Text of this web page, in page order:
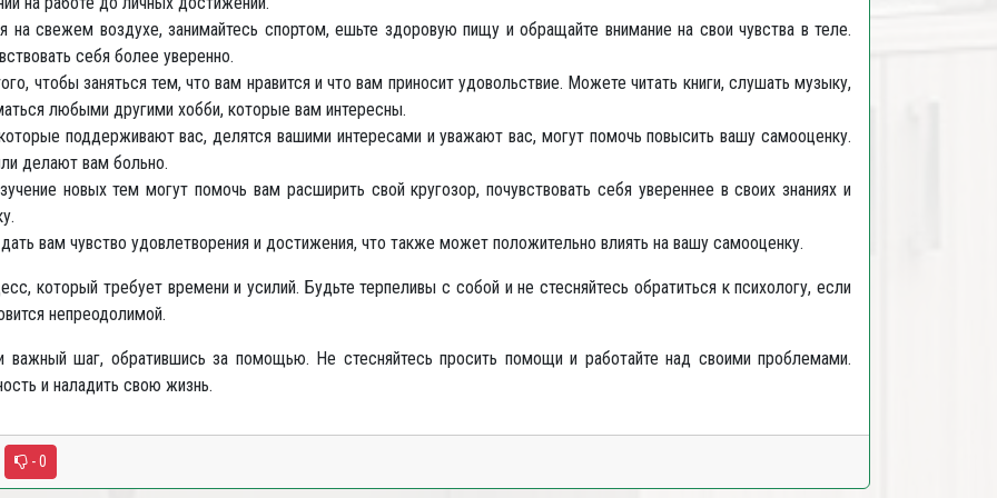
на свежем воздухе, занимайтесь спортом, ешьте здоровую пищу и обращайте внимание на свои чувства в теле.
себя более уверенно.
чтобы заняться тем, что вам нравится и что вам приносит удовольствие. Можете читать книги, слушать музыку,
любыми другими хобби, которые вам интересны.
поддерживают вас, делятся вашими интересами и уважают вас, могут помочь повысить вашу самооценку.
делают вам больно.
новых тем могут помочь вам расширить свой кругозор, почувствовать себя увереннее в своих знаниях и
вам чувство удовлетворения и достижения, что также может положительно влиять на вашу самооценку.
который требует времени и усилий. Будьте терпеливы с собой и не стесняйтесь обратиться к психологу, если
непреодолимой.
шаг, обратившись за помощью. Не стесняйтесь просить помощи и работайте над своими проблемами.
и наладить свою жизнь.
- 0